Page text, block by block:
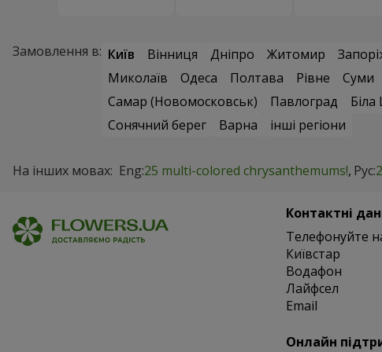
Замовлення в: Київ Вінниця Дніпро Житомир
Миколаїв
Одеса Полтава Рівне Суми
Самар (Новомосковськ)
Павлоград
Сонячний берег
Варна інші регіони
На інших мовах: Eng:25 multi-colored chrysanthemums! Рус:
Контактні
Телефонуйте
Київстар
Водафон
Лайфсел
Email
Онлайн